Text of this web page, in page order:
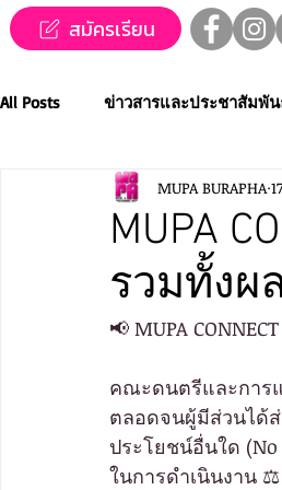
สมัครเรียน
All Posts ข่าวสารและประชาสัมพั
ข่าวทุนการศึกษา MUPA ชว
Western Music Applied
MUPA ACADEMY MUPAC
MUPA
รวมทั้งผ
MUPA BURAPHA
📢 MUPA
คณะดนตรีและการ
ตลอดจนผู้มีส่วนได้
ประโยชน์อื่นใด
ในการดำเนินงาน